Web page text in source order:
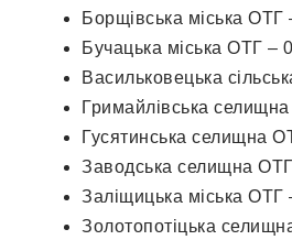
Борщівська міська ОТГ
Бучацька міська ОТГ – 0
Васильковецька
Гримайлівська
Гусятинська селищна
Заводська селищна
Заліщицька міська ОТГ
Золотопотіцька